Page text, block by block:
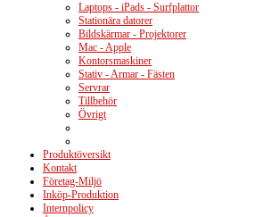
Laptops - iPads - Surfplattor
Stationära datorer
Bildskärmar - Projektorer
Mac - Apple
Kontorsmaskiner
Stativ - Armar - Fästen
Servrar
Tillbehör
Övrigt
Produktöversikt
Kontakt
Företag-Miljö
Inköp-Produktion
Internpolicy